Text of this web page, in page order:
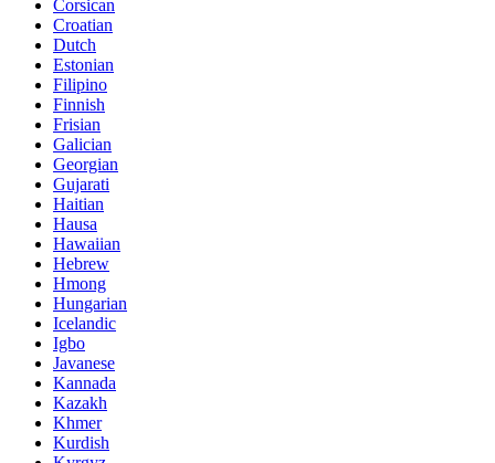
Corsican
Croatian
Dutch
Estonian
Filipino
Finnish
Frisian
Galician
Georgian
Gujarati
Haitian
Hausa
Hawaiian
Hebrew
Hmong
Hungarian
Icelandic
Igbo
Javanese
Kannada
Kazakh
Khmer
Kurdish